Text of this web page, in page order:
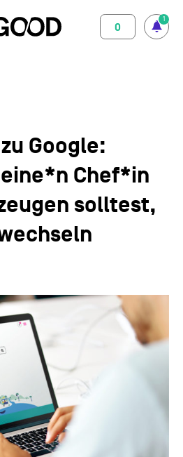
1
0
Google:
Chef*in
solltest,